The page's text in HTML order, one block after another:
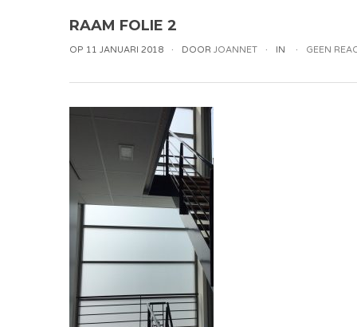
RAAM FOLIE 2
OP 11 JANUARI 2018 DOOR JOANNET IN GEEN